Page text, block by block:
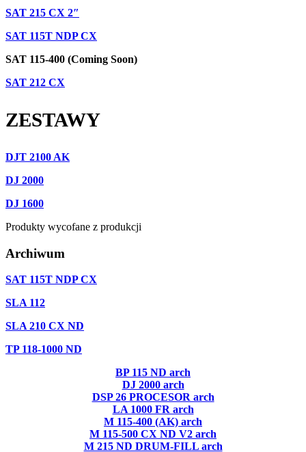
SAT 215 CX 2″
SAT 115T NDP CX
SAT 115-400 (Coming Soon)
SAT 212 CX
ZESTAWY
DJT 2100 AK
DJ 2000
DJ 1600
Produkty wycofane z produkcji
Archiwum
SAT 115T NDP CX
SLA 112
SLA 210 CX ND
TP 118-1000 ND
BP 115 ND arch
DJ 2000 arch
DSP 26 PROCESOR arch
LA 1000 FR arch
M 115-400 (AK) arch
M 115-500 CX ND V2 arch
M 215 ND DRUM-FILL arch